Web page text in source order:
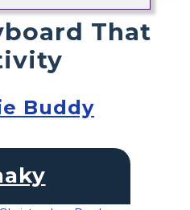
That
Buddy